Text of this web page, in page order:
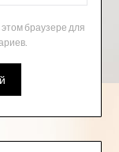
браузере для